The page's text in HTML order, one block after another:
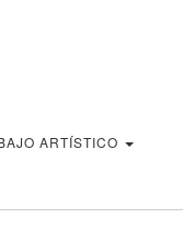
ARTÍSTICO